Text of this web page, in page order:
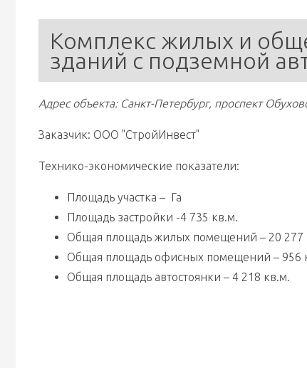
Комплекс жилых и
зданий с подземной
Адрес объекта: Санкт-Петербург, проспект
Заказчик: ООО "СтройИнвест"
Технико-экономические показатели:
Площадь участка –  Га
Площадь застройки -4 735 кв.м.
Общая площадь жилых помещений – 20 277
Общая площадь офисных помещений – 956
Общая площадь автостоянки – 4 218 кв.м.